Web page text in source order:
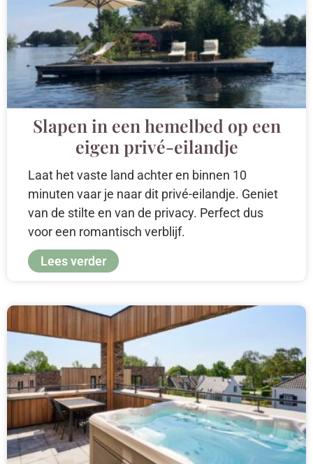
Slapen in een hemelbed op een
eigen privé-eilandje
Laat het vaste land achter en binnen 10
minuten vaar je naar dit privé-eilandje. Geniet
van de stilte en van de privacy. Perfect dus
voor een romantisch verblijf.
Lees verder